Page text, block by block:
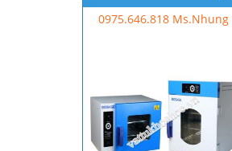
0975.646.818 Ms.Nhung